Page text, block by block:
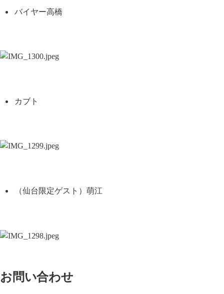
バイヤー高橋
カブト
（仙台限定ゲスト）萌江
お問い合わせ